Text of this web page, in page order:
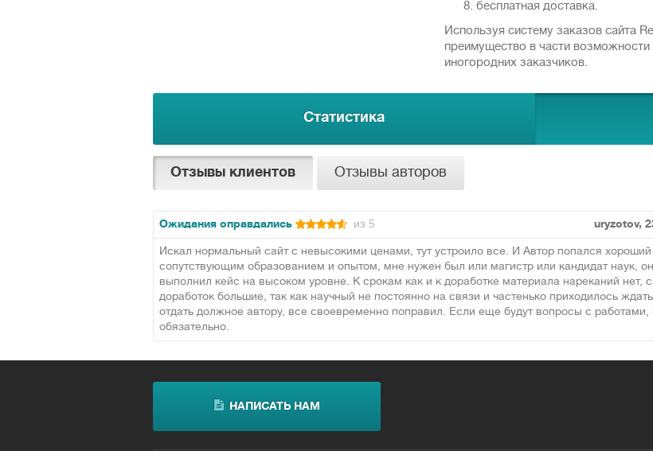
бесплатная доставка.
Используя систему заказов сайта
преимущество в части
иногородних заказчиков.
Статистика
Отзывы клиентов Отзывы авторов
Ожидания оправдались из 5 uryzotov,
Искал нормальный сайт с невысокими ценами, тут устроило все. И Автор попался хороший
сопутствующим образованием и опытом, мне нужен был или магистр или кандидат наук,
выполнил кейс на высоком уровне. К срокам как и к доработке материала нареканий нет,
доработок большие, так как научный не постоянно на связи и частенько приходилось
отдать должное автору, все своевременно поправил. Если еще будут вопросы с работами,
обязательно.
НАПИСАТЬ НАМ